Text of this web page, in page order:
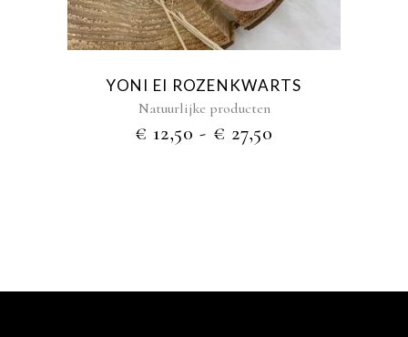
Deze
optie
kan
worden
op
de
YONI EI ROZENKWARTS
Natuurlijke producten
€ 12,50 - € 27,50